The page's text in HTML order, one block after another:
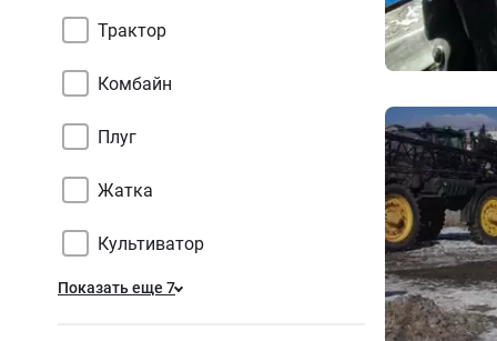
Трактор
Комбайн
Плуг
Жатка
Культиватор
Показать еще 7